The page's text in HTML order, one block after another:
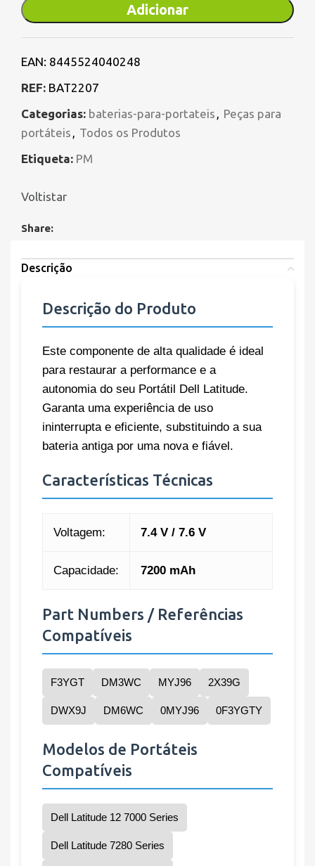
Adicionar
EAN: 8445524040248
REF: BAT2207
Categorias: baterias-para-portateis , Peças para
portáteis , Todos os Produtos
Etiqueta: PM
Voltistar
Share:
Descrição
Descrição do Produto
Este componente de alta qualidade é ideal
para restaurar a performance e a
autonomia do seu Portátil Dell Latitude.
Garanta uma experiência de uso
ininterrupta e eficiente, substituindo a sua
bateria antiga por uma nova e fiável.
Características Técnicas
Voltagem: 7.4 V / 7.6 V
Capacidade: 7200 mAh
Part Numbers / Referências
Compatíveis
F3YGT DM3WC MYJ96 2X39G
DWX9J DM6WC 0MYJ96 0F3YGTY
Modelos de Portáteis
Compatíveis
Dell Latitude 12 7000 Series
Dell Latitude 7280 Series